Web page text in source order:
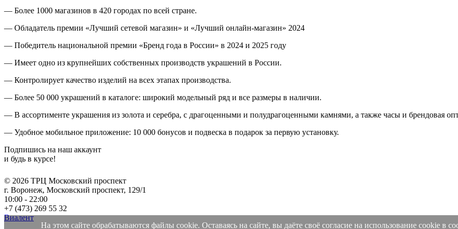
— Более 1000 магазинов в 420 городах по всей стране.
— Обладатель премии «Лучший сетевой магазин» и «Лучший онлайн-магазин» 2024
— Победитель национальной премии «Бренд года в России» в 2024 и 2025 году
— Имеет одно из крупнейших собственных производств украшений в России.
— Контролирует качество изделий на всех этапах производства.
— Более 50 000 украшений в каталоге: широкий модельный ряд и все размеры в наличии.
— В ассортименте украшения из золота и серебра, с драгоценными и полудрагоценными камнями, а также часы и брендовая
— Удобное мобильное приложение: 10 000 бонусов и подвеска в подарок за первую установку.
Подпишись на наш аккаунт
и будь в курсе!
© 2026 ТРЦ Московский проспект
г. Воронеж, Московский проспект, 129/1
10:00 - 22:00
+7 (473) 269 55 32
Виалент
На этом сайте обрабатываются файлы cookie. Оставаясь на сайте, вы даёте своё согласие на использование cookie в